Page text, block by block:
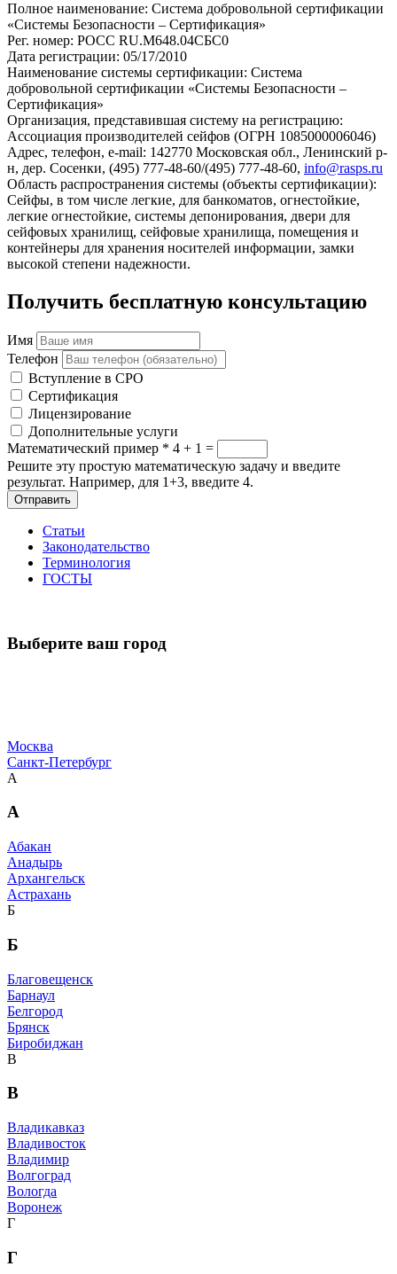
Полное наименование: Система добровольной сертификации
«Системы Безопасности – Сертификация»
Рег. номер: РОСС RU.М648.04СБС0
Дата регистрации: 05/17/2010
Наименование системы сертификации: Система
добровольной сертификации «Системы Безопасности –
Сертификация»
Организация, представившая систему на регистрацию:
Ассоциация производителей сейфов (ОГРН 1085000006046)
Адрес, телефон, e-mail: 142770 Московская обл., Ленинский р-
н, дер. Сосенки, (495) 777-48-60/(495) 777-48-60, info@rasps.ru
Область распространения системы (объекты сертификации):
Сейфы, в том числе легкие, для банкоматов, огнестойкие,
легкие огнестойкие, системы депонирования, двери для
сейфовых хранилищ, сейфовые хранилища, помещения и
контейнеры для хранения носителей информации, замки
высокой степени надежности.
Получить бесплатную консультацию
Имя
Телефон
Вступление в СРО
Сертификация
Лицензирование
Дополнительные услуги
Математический пример * 4 + 1 =
Решите эту простую математическую задачу и введите
результат. Например, для 1+3, введите 4.
Отправить
Статьи
Законодательство
Терминология
ГОСТЫ
Выберите ваш город
Москва
Санкт-Петербург
А
А
Абакан
Анадырь
Архангельск
Астрахань
Б
Б
Благовещенск
Барнаул
Белгород
Брянск
Биробиджан
В
В
Владикавказ
Владивосток
Владимир
Волгоград
Вологда
Воронеж
Г
Г